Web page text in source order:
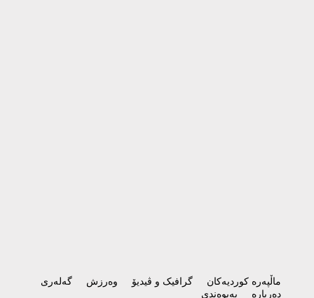
ماڵپەرە کوردیەکان گرافیک و ڤیدیۆ وەرزش
گەلەری
دەربارە
پەیوەندی